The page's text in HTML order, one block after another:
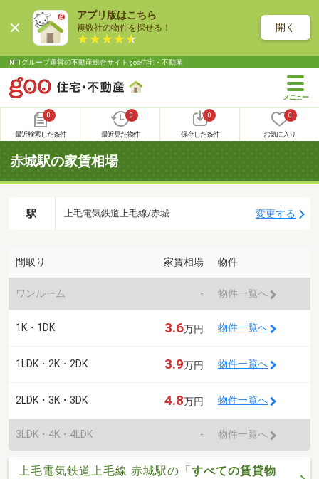
アプリ版はこちら
複数社の物件を探せる！ 開く
NTTグループ運営の不動産総合サイト goo住宅・不動産
0
最近検索した条件
0
最近見た物件
0
保存した条件
0
お気に入り
赤城駅の家賃相場
駅 上毛電気鉄道上毛線/赤城 変更する
間取り 家賃相場 物件
ワンルーム - 物件一覧へ
1K・1DK 3.6万円 物件一覧へ
1LDK・2K・2DK 3.9万円 物件一覧へ
2LDK・3K・3DK 4.8万円 物件一覧へ
3LDK・4K・4LDK - 物件一覧へ
上毛電気鉄道上毛線 赤城駅の「すべての賃貸物